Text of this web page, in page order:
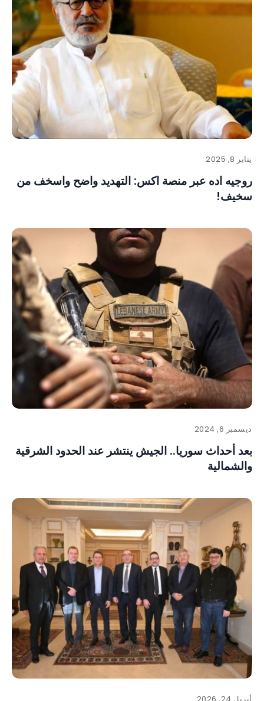
يناير 8, 2025
روجيه اده عبر منصة اكس: ‏التهديد واضح واسخف من
سخيف!
ديسمبر 6, 2024
بعد أحداث سوريا.. الجيش ينتشر عند الحدود الشرقية
والشمالية
أبريل 24, 2026